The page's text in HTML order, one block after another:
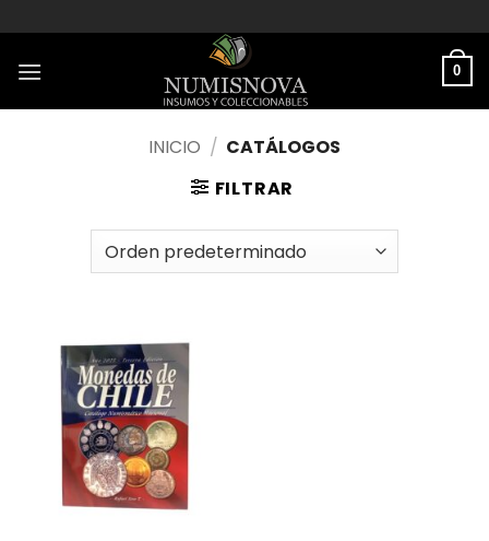
al
contenido
0
INICIO / CATÁLOGOS
FILTRAR